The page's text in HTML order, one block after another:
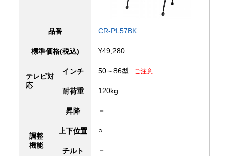
品番 CR-PL57BK
標準価格(税込) ¥49,280
テレビ対
応
インチ 50～86型 ご注意
耐荷重 120kg
調整
機能
昇降 －
上下位置 ○
チルト －